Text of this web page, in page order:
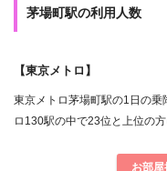
茅場町駅の利用人数
【東京メトロ】
東京メトロ茅場町駅の1日の
ロ130駅の中で23位と上位の
お部